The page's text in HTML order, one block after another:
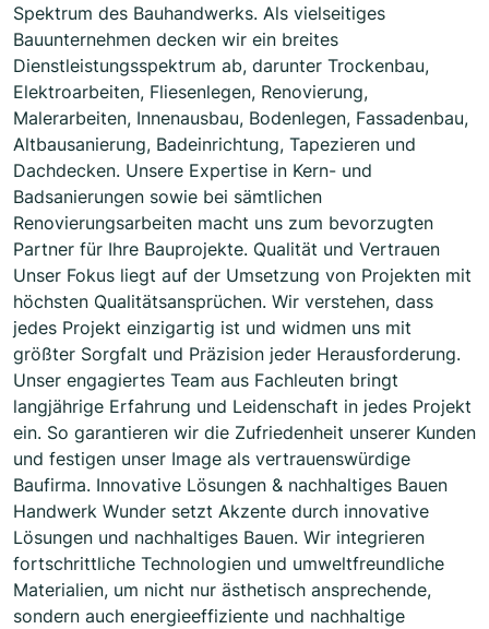
Spektrum des Bauhandwerks. Als vielseitiges
Bauunternehmen decken wir ein breites
Dienstleistungsspektrum ab, darunter Trockenbau,
Elektroarbeiten, Fliesenlegen, Renovierung,
Malerarbeiten, Innenausbau, Bodenlegen, Fassadenbau,
Altbausanierung, Badeinrichtung, Tapezieren und
Dachdecken. Unsere Expertise in Kern- und
Badsanierungen sowie bei sämtlichen
Renovierungsarbeiten macht uns zum bevorzugten
Partner für Ihre Bauprojekte. Qualität und Vertrauen
Unser Fokus liegt auf der Umsetzung von Projekten mit
höchsten Qualitätsansprüchen. Wir verstehen, dass
jedes Projekt einzigartig ist und widmen uns mit
größter Sorgfalt und Präzision jeder Herausforderung.
Unser engagiertes Team aus Fachleuten bringt
langjährige Erfahrung und Leidenschaft in jedes Projekt
ein. So garantieren wir die Zufriedenheit unserer Kunden
und festigen unser Image als vertrauenswürdige
Baufirma. Innovative Lösungen & nachhaltiges Bauen
Handwerk Wunder setzt Akzente durch innovative
Lösungen und nachhaltiges Bauen. Wir integrieren
fortschrittliche Technologien und umweltfreundliche
Materialien, um nicht nur ästhetisch ansprechende,
sondern auch energieeffiziente und nachhaltige